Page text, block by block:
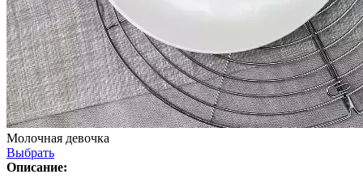
Молочная девочка
Выбрать
Описание: